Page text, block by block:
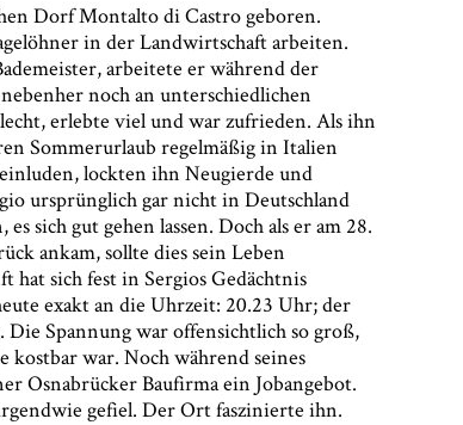
Dorf Montalto di Castro geboren.
in der Landwirtschaft arbeiten.
arbeitete er während der
noch an unterschiedlichen
erlebte viel und war zufrieden. Als ihn
Sommerurlaub regelmäßig in Italien
lockten ihn Neugierde und
ursprünglich gar nicht in Deutschland
sich gut gehen lassen. Doch als er am 28.
ankam, sollte dies sein Leben
sich fest in Sergios Gedächtnis
exakt an die Uhrzeit: 20.23 Uhr; der
Spannung war offensichtlich so groß,
kostbar war. Noch während seines
Osnabrücker Baufirma ein Jobangebot.
gefiel. Der Ort faszinierte ihn.